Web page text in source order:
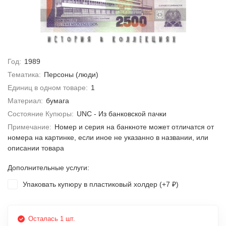
Год: 1989
Тематика: Персоны (люди)
Единиц в одном товаре: 1
Материал: бумага
Состояние Купюры: UNC - Из банковской пачки
Примечание: Номер и серия на банкноте может отличатся от
номера на картинке, если иное не указанно в названии, или
описании товара
Дополнительные услуги:
Упаковать купюру в пластиковый холдер (+7 ₽)
Осталась 1 шт.